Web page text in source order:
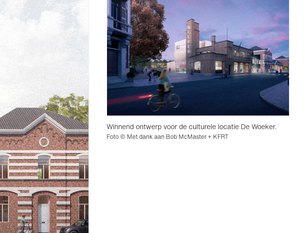
Winnend ontwerp voor de culturele locatie De Woeker.
Foto © Met dank aan Bob McMaster + KFRT